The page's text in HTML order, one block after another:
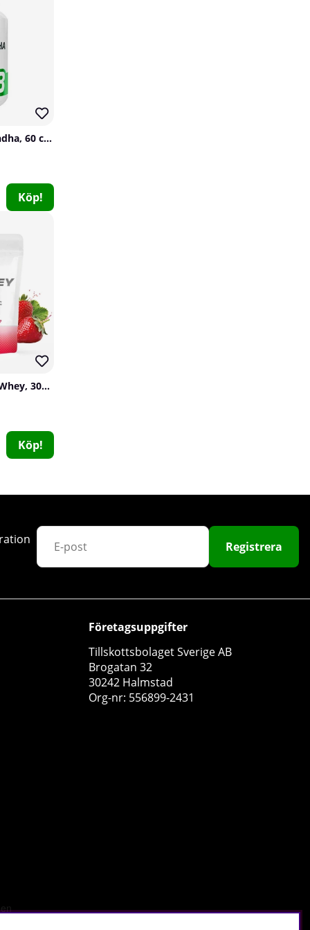
99 kr Köp!
BioTechUSA Ashwagandha, 60 caps
Köp!
SOLID Nutrition Clear Whey, 300 g
Köp!
Registrera
Företagsuppgifter
Tillskottsbolaget Sverige AB
Brogatan 32
30242 Halmstad
Org-nr: 556899-2431